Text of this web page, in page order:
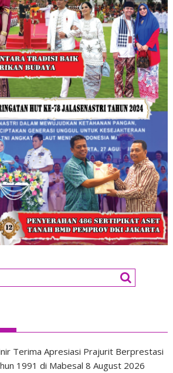
Terima Apresiasi Prajurit Berprestasi
1991 di Mabesal 8 August 2026